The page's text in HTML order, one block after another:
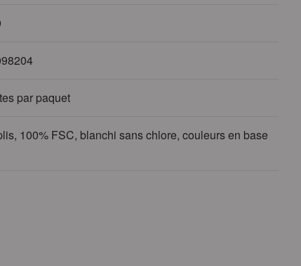
par paquet
100% FSC, blanchi sans chlore, couleurs en base